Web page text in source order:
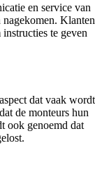
en service van
Klanten
te geven
dat vaak wordt
de monteurs hun
ook genoemd dat